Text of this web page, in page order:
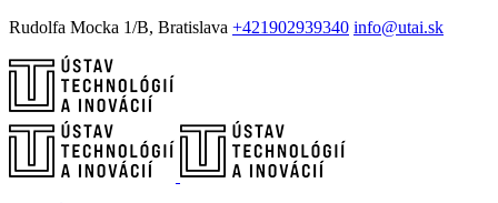
Rudolfa Mocka 1/B, Bratislava +421902939340 info@utai.sk